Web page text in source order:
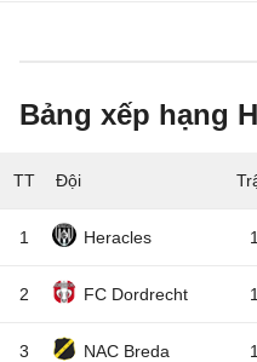
Bảng xếp hạng
TT Đội
1 Heracles 1
2 FC Dordrecht 1
3 NAC Breda 1